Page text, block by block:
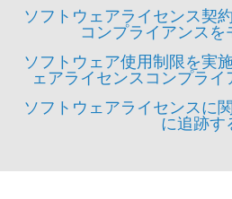
ソフトウェアライセンス契
コンプライアンスを
ソフトウェア使用制限を実
ェアライセンスコンプラ
ソフトウェアライセンスに
に追跡す